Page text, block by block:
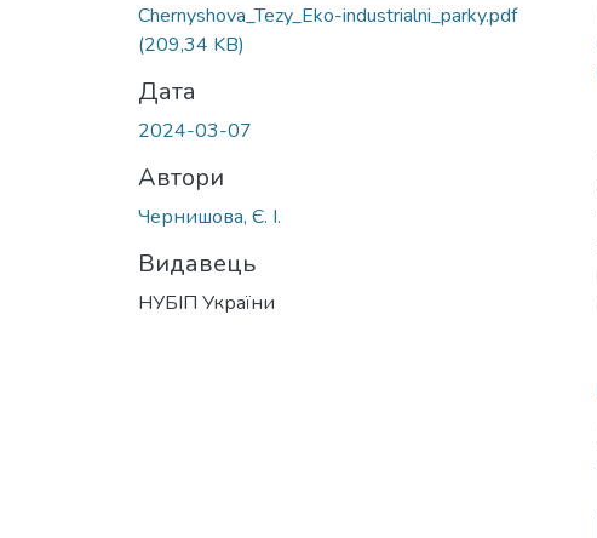
Chernyshova_Tezy_Eko-industrialni_parky.pdf
(209,34 KB)
Дата
2024-03-07
Автори
Чернишова, Є. І.
Видавець
НУБІП України